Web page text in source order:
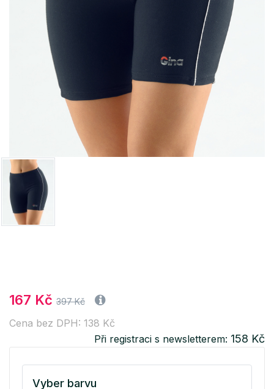
167 Kč 397 Kč
Cena bez DPH: 138 Kč
Při registraci s newsletterem: 158 Kč
Vyber barvu